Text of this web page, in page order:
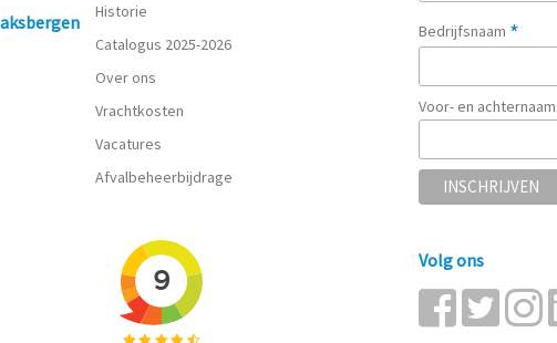
Historie
Catalogus 2025-2026
Over ons
Vrachtkosten
Vacatures
Afvalbeheerbijdrage
Bedrijfsnaam *
Voor- en achternaam
Volg ons